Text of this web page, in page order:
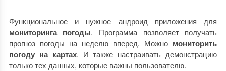
Функциональное и нужное андроид приложения для
мониторинга погоды. Программа позволяет получать
прогноз погоды на неделю вперед. Можно мониторить
погоду на картах. И также настраивать демонстрацию
только тех данных, которые важны пользователю.